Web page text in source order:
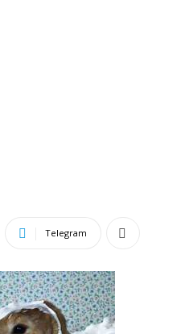
Telegram